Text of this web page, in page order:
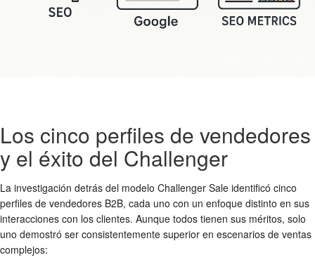
Los cinco perfiles de vendedores
y el éxito del Challenger
La investigación detrás del modelo Challenger Sale identificó cinco
perfiles de vendedores B2B, cada uno con un enfoque distinto en sus
interacciones con los clientes. Aunque todos tienen sus méritos, solo
uno demostró ser consistentemente superior en escenarios de ventas
complejos: